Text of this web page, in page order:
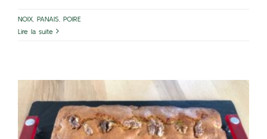
NOIX PANAIS
POIRE
Lire la suite